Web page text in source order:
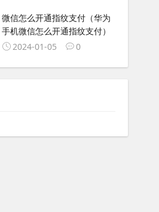
微信怎么开通指纹支付（华为
手机微信怎么开通指纹支付）
2024-01-05
0